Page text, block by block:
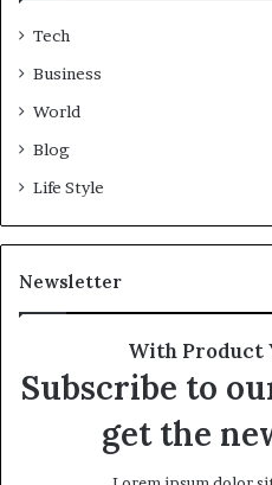
Tech
Business
World
Blog
Life Style
Newsletter
With Product
Subscribe to
get the